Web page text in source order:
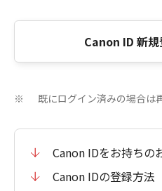
Canon ID 新
※ 既にログイン済みの場合は
Canon IDをお持ちの
Canon IDの登録方法